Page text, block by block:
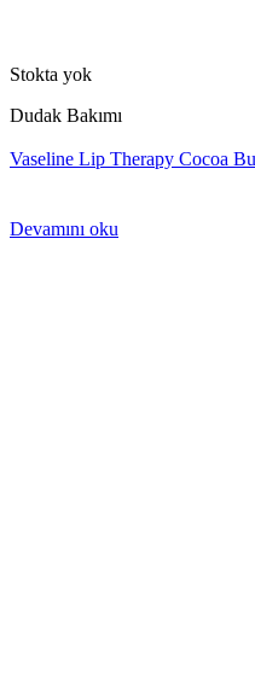
Stokta yok
Dudak Bakımı
Vaseline Lip Therapy Cocoa
Devamını oku